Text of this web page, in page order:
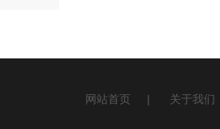
网站首页 | 关于我们